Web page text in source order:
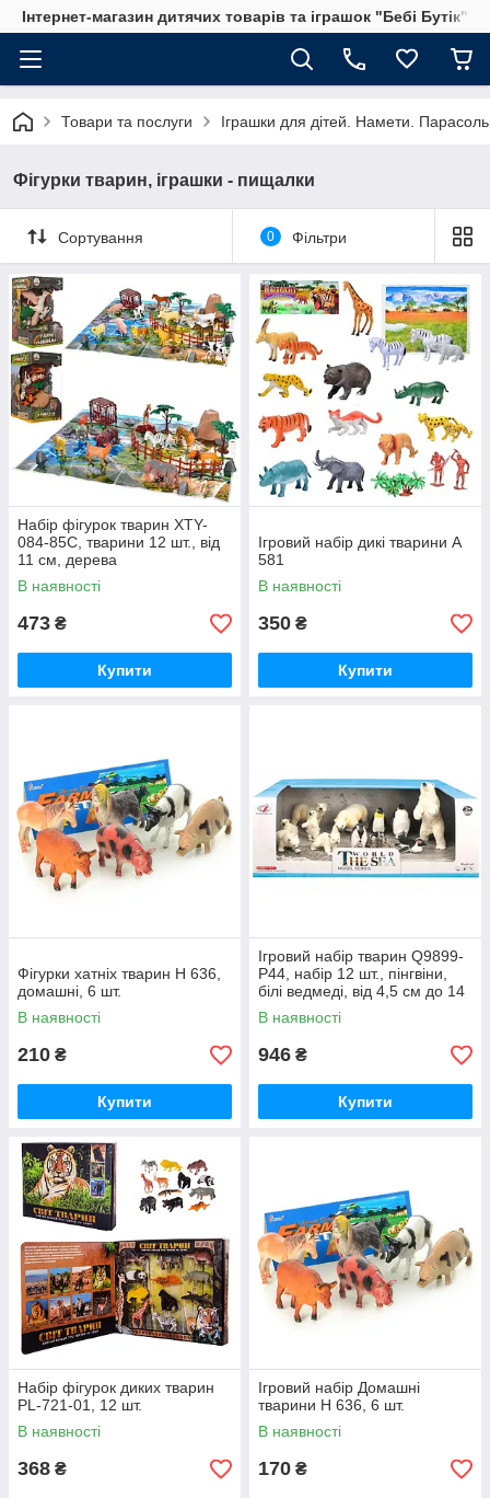
Інтернет-магазин дитячих товарів та іграшок "Бебі Бутік"
Товари та послуги Іграшки для дітей. Намети.
Фігурки тварин, іграшки - пищалки
Сортування 0 Фільтри
Набір фігурок тварин XTY-
084-85C, тварини 12 шт., від
11 см, дерева
В наявності
473 ₴
Купити
Ігровий набір дикі тварини A
581
В наявності
350 ₴
Купити
Фігурки хатніх тварин H 636,
домашні, 6 шт.
В наявності
210 ₴
Купити
Ігровий набір тварин Q9899-
P44, набір 12 шт., пінгвіни,
білі ведмеді, від 4,5 см до 14
см
В наявності
946 ₴
Купити
Набір фігурок диких тварин
PL-721-01, 12 шт.
В наявності
368 ₴
Ігровий набір Домашні
тварини Н 636, 6 шт.
В наявності
170 ₴